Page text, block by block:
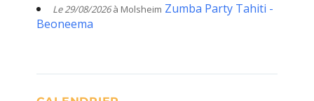
Le 29/08/2026à Molsheim Zumba Party Tahiti -
Beoneema